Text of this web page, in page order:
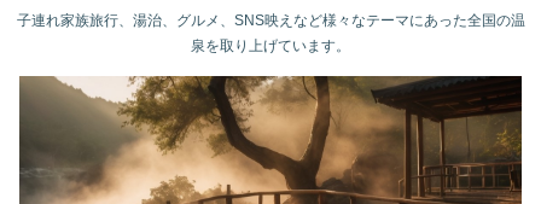
子連れ家族旅行、湯治、グルメ、SNS映えなど様々なテーマにあった全国の温
泉を取り上げています。